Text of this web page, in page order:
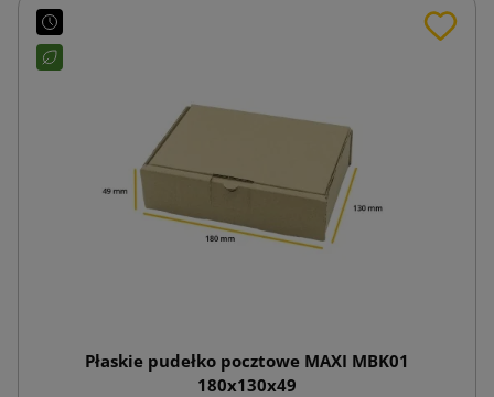
Płaskie pudełko pocztowe MAXI MBK01
180x130x49